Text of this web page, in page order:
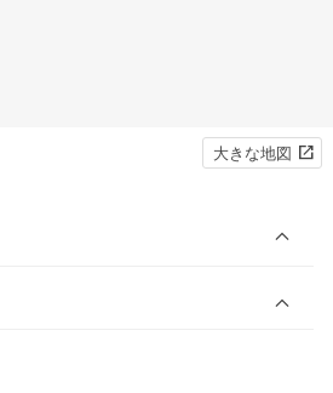
大きな地図